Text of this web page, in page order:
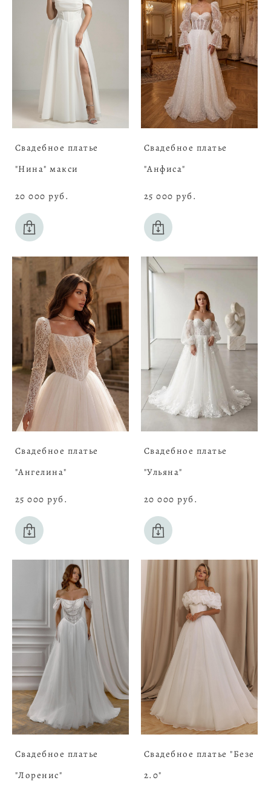
Свадебное платье
"Нина" макси
20 000 pуб.
Свадебное платье
"Анфиса"
25 000 pуб.
Свадебное платье
"Ангелина"
25 000 pуб.
Свадебное платье
"Ульяна"
20 000 pуб.
Свадебное платье
"Лоренис"
Свадебное платье "Безе
2.0"